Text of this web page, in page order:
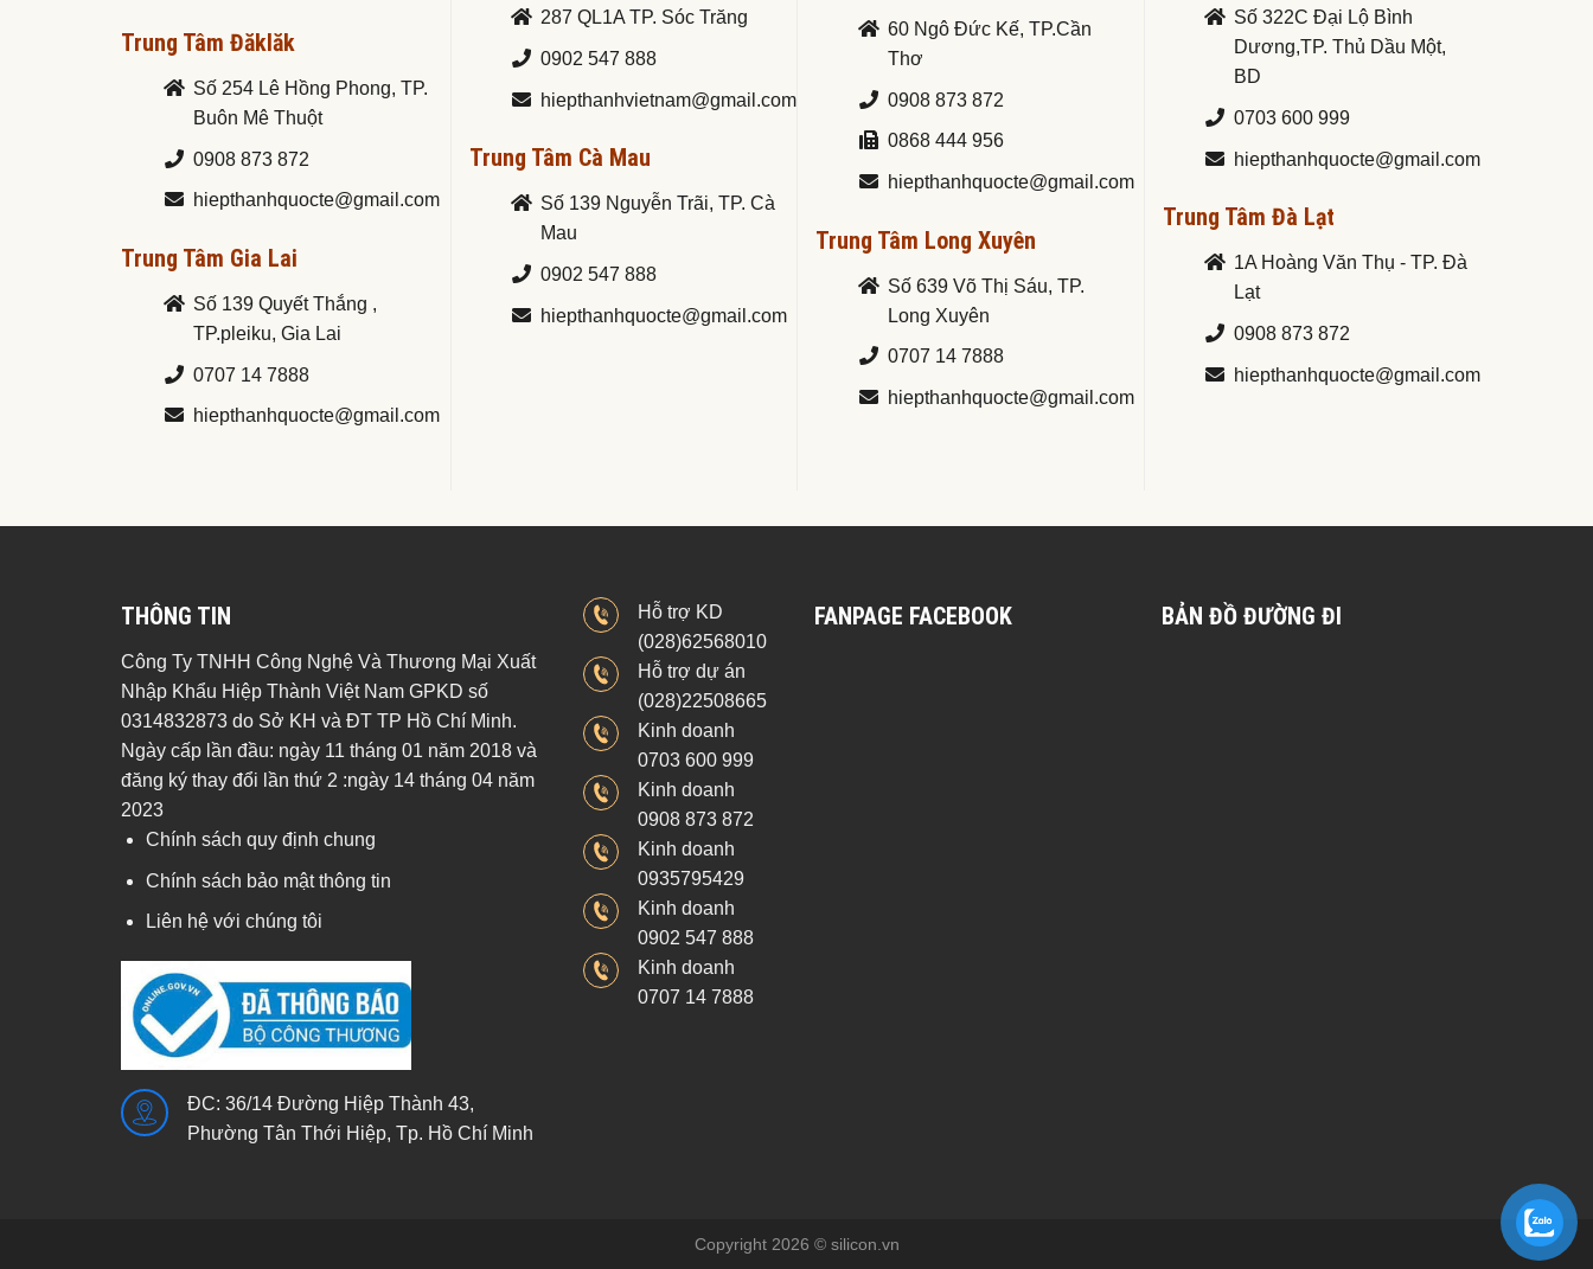
Trung Tâm Đăklăk
Số 254 Lê Hồng Phong, TP.
Buôn Mê Thuột
0908 873 872
hiepthanhquocte@gmail.com
Trung Tâm Gia Lai
Số 139 Quyết Thắng ,
TP.pleiku, Gia Lai
0707 14 7888
hiepthanhquocte@gmail.com
287 QL1A TP. Sóc Trăng
0902 547 888
hiepthanhvietnam@gmail.com
Trung Tâm Cà Mau
Số 139 Nguyễn Trãi, TP. Cà
Mau
0902 547 888
hiepthanhquocte@gmail.com
60 Ngô Đức Kế, TP.Cần
Thơ
0908 873 872
0868 444 956
hiepthanhquocte@gmail.com
Trung Tâm Long Xuyên
Số 639 Võ Thị Sáu, TP.
Long Xuyên
0707 14 7888
hiepthanhquocte@gmail.com
Số 322C Đại Lộ Bình
Dương,TP. Thủ Dầu Một,
BD
0703 600 999
hiepthanhquocte@gmail.com
Trung Tâm Đà Lạt
1A Hoàng Văn Thụ - TP. Đà
Lạt
0908 873 872
hiepthanhquocte@gmail.com
THÔNG TIN
Công Ty TNHH Công Nghệ Và Thương Mại Xuất
Nhập Khẩu Hiệp Thành Việt Nam GPKD số
0314832873 do Sở KH và ĐT TP Hồ Chí Minh.
Ngày cấp lần đầu: ngày 11 tháng 01 năm 2018 và
đăng ký thay đổi lần thứ 2 :ngày 14 tháng 04 năm
2023
Chính sách quy định chung
Chính sách bảo mật thông tin
Liên hệ với chúng tôi
ĐC: 36/14 Đường Hiệp Thành 43,
Phường Tân Thới Hiệp, Tp. Hồ Chí Minh
Hỗ trợ KD
(028)62568010
Hỗ trợ dự án
(028)22508665
Kinh doanh
0703 600 999
Kinh doanh
0908 873 872
Kinh doanh
0935795429
Kinh doanh
0902 547 888
Kinh doanh
0707 14 7888
FANPAGE FACEBOOK BẢN ĐỒ ĐƯỜNG ĐI
Copyright 2026 © silicon.vn